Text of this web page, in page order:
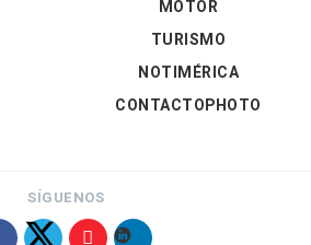
MOTOR
TURISMO
NOTIMÉRICA
CONTACTOPHOTO
SÍGUENOS